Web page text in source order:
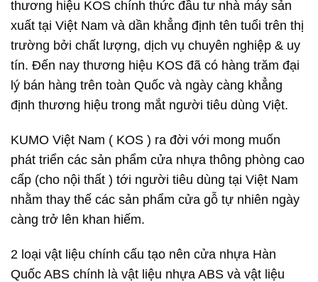
thương hiệu KOS chính thức đầu tư nhà máy sản
xuất tại Việt Nam và dần khẳng định tên tuổi trên thị
trường bởi chất lượng, dịch vụ chuyên nghiệp & uy
tín. Đến nay thương hiệu KOS đã có hàng trăm đại
lý bán hàng trên toàn Quốc và ngày càng khẳng
định thương hiệu trong mắt người tiêu dùng Việt.
KUMO Việt Nam ( KOS ) ra đời với mong muốn
phát triển các sản phẩm cửa nhựa thông phòng cao
cấp (cho nội thất ) tới người tiêu dùng tại Việt Nam
nhằm thay thế các sản phẩm cửa gỗ tự nhiên ngày
càng trở lên khan hiếm.
2 loại vật liệu chính cấu tạo nên cửa nhựa Hàn
Quốc ABS chính là vật liệu nhựa ABS và vật liệu